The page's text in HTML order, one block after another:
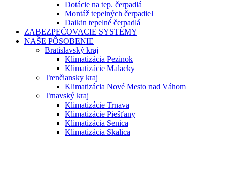
Dotácie na tep. čerpadlá
Montáž tepelných čerpadiel
Daikin tepelné čerpadlá
ZABEZPEČOVACIE SYSTÉMY
NAŠE PÔSOBENIE
Bratislavský kraj
Klimatizácia Pezinok
Klimatizácie Malacky
Trenčiansky kraj
Klimatizácia Nové Mesto nad Váhom
Trnavský kraj
Klimatizácie Trnava
Klimatizácie Piešťany
Klimatizácia Senica
Klimatizácia Skalica